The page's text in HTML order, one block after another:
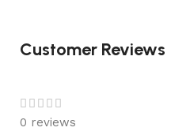
Customer Reviews
0 reviews